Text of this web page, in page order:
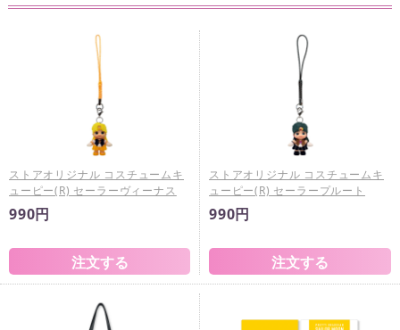
ストアオリジナル コスチュームキ
ューピー(R) セーラーヴィーナス
990円
ストアオリジナル コスチュームキ
ューピー(R) セーラープルート
990円